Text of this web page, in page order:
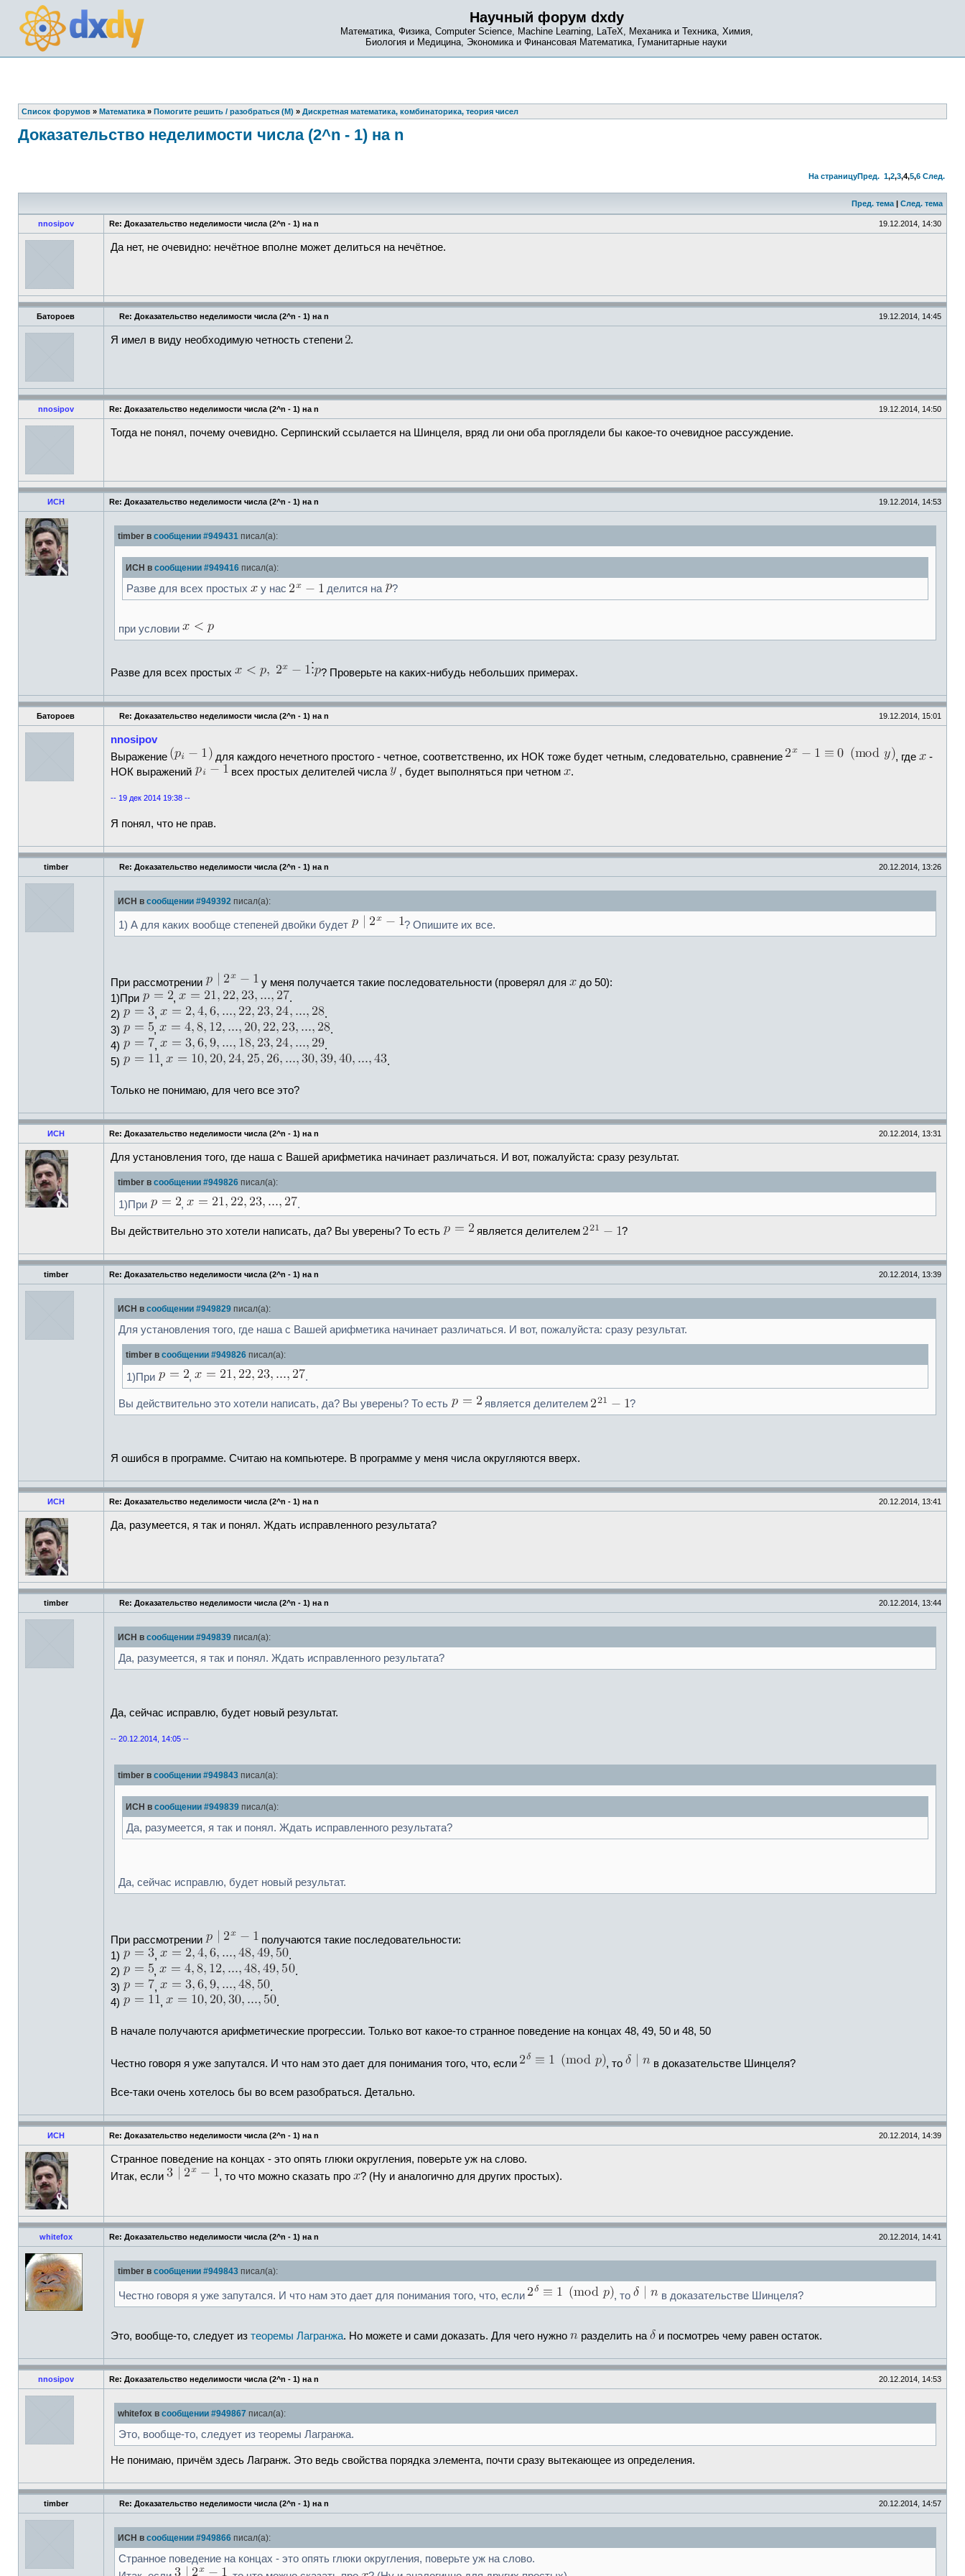
Научный форум dxdy
Математика, Физика, Computer Science, Machine Learning, LaTeX, Механика и Техника, Химия,
Биология и Медицина, Экономика и Финансовая Математика, Гуманитарные науки
Список форумов » Математика » Помогите решить / разобраться (М) » Дискретная математика, комбинаторика, теория чисел
Доказательство неделимости числа (2^n - 1) на n
На страницуПред. 1,2,3,4,5,6 След.
Пред. тема | След. тема
nnosipov Re: Доказательство неделимости числа (2^n - 1) на n 19.12.2014, 14:30
Да нет, не очевидно: нечётное вполне может делиться на нечётное.
Батороев Re: Доказательство неделимости числа (2^n - 1) на n 19.12.2014, 14:45
Я имел в виду необходимую четность степени .
nnosipov Re: Доказательство неделимости числа (2^n - 1) на n 19.12.2014, 14:50
Тогда не понял, почему очевидно. Серпинский ссылается на Шинцеля, вряд ли они оба проглядели бы какое-то очевидное рассуждение.
ИСН Re: Доказательство неделимости числа (2^n - 1) на n 19.12.2014, 14:53
timber в сообщении #949431 писал(а):
ИСН в сообщении #949416 писал(а):
Разве для всех простых у нас делится на ?
при условии
Разве для всех простых ? Проверьте на каких-нибудь небольших примерах.
Батороев Re: Доказательство неделимости числа (2^n - 1) на n 19.12.2014, 15:01
nnosipov
Выражение
для каждого нечетного простого - четное, соответственно, их НОК тоже будет четным, следовательно, сравнение , где
-
НОК выражений
всех простых делителей числа , будет выполняться при четном .
-- 19 дек 2014 19:38 --
Я понял, что не прав.
timber Re: Доказательство неделимости числа (2^n - 1) на n 20.12.2014, 13:26
ИСН в сообщении #949392 писал(а):
1) А для каких вообще степеней двойки будет ? Опишите их все.
При рассмотрении у меня получается такие последовательности (проверял для
до 50):
1)При
,
.
2)
,
.
3)
,
.
4)
,
.
5)
, .
Только не понимаю, для чего все это?
ИСН Re: Доказательство неделимости числа (2^n - 1) на n 20.12.2014, 13:31
Для установления того, где наша с Вашей арифметика начинает различаться. И вот, пожалуйста: сразу результат.
timber в сообщении #949826 писал(а):
1)При , .
Вы действительно это хотели написать, да? Вы уверены? То есть является делителем ?
timber Re: Доказательство неделимости числа (2^n - 1) на n 20.12.2014, 13:39
ИСН в сообщении #949829 писал(а):
Для установления того, где наша с Вашей арифметика начинает различаться. И вот, пожалуйста: сразу результат.
timber в сообщении #949826 писал(а):
1)При , .
Вы действительно это хотели написать, да? Вы уверены? То есть является делителем ?
Я ошибся в программе. Считаю на компьютере. В программе у меня числа округляются вверх.
ИСН Re: Доказательство неделимости числа (2^n - 1) на n 20.12.2014, 13:41
Да, разумеется, я так и понял. Ждать исправленного результата?
timber Re: Доказательство неделимости числа (2^n - 1) на n 20.12.2014, 13:44
ИСН в сообщении #949839 писал(а):
Да, разумеется, я так и понял. Ждать исправленного результата?
Да, сейчас исправлю, будет новый результат.
-- 20.12.2014, 14:05 --
timber в сообщении #949843 писал(а):
ИСН в сообщении #949839 писал(а):
Да, разумеется, я так и понял. Ждать исправленного результата?
Да, сейчас исправлю, будет новый результат.
При рассмотрении
получаются такие последовательности:
1)
,
.
2)
,
.
3)
,
.
4)
, .
В начале получаются арифметические прогрессии. Только вот какое-то странное поведение на концах 48, 49, 50 и 48, 50
Честно говоря я уже запутался. И что нам это дает для понимания того, что, если , то в доказательстве Шинцеля?
Все-таки очень хотелось бы во всем разобраться. Детально.
ИСН Re: Доказательство неделимости числа (2^n - 1) на n 20.12.2014, 14:39
Странное поведение на концах - это опять глюки округления, поверьте уж на слово.
Итак, если
, то что можно сказать про ? (Ну и аналогично для других простых).
whitefox Re: Доказательство неделимости числа (2^n - 1) на n 20.12.2014, 14:41
timber в сообщении #949843 писал(а):
Честно говоря я уже запутался. И что нам это дает для понимания того, что, если , то в доказательстве Шинцеля?
Это, вообще-то, следует из теоремы Лагранжа. Но можете и сами доказать. Для чего нужно разделить на и посмотреь чему равен остаток.
nnosipov Re: Доказательство неделимости числа (2^n - 1) на n 20.12.2014, 14:53
whitefox в сообщении #949867 писал(а):
Это, вообще-то, следует из теоремы Лагранжа.
Не понимаю, причём здесь Лагранж. Это ведь свойства порядка элемента, почти сразу вытекающее из определения.
timber Re: Доказательство неделимости числа (2^n - 1) на n 20.12.2014, 14:57
ИСН в сообщении #949866 писал(а):
Странное поведение на концах - это опять глюки округления, поверьте уж на слово.